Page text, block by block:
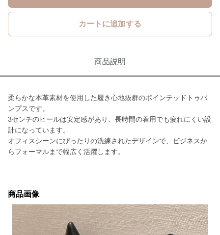
カートに追加する
商品説明
柔らかな本革素材を使用した履き心地抜群のポインテッドトゥパ
ンプスです。
3センチのヒールは安定感があり、長時間の着用でも疲れにくい設
計になっています。
オフィスシーンにぴったりの洗練されたデザインで、ビジネスか
らフォーマルまで幅広く活躍します。
商品画像